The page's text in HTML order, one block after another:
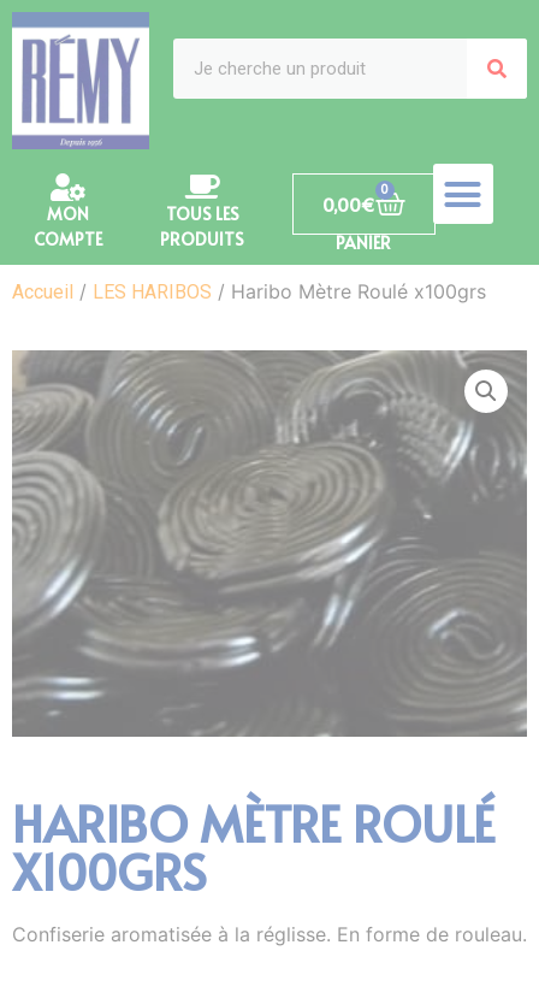
MON
COMPTE
TOUS LES
PRODUITS
0,00€
0
PANIER
Accueil / LES HARIBOS / Haribo Mètre Roulé x100grs
HARIBO MÈTRE ROULÉ
X100GRS
Confiserie aromatisée à la réglisse. En forme de rouleau.